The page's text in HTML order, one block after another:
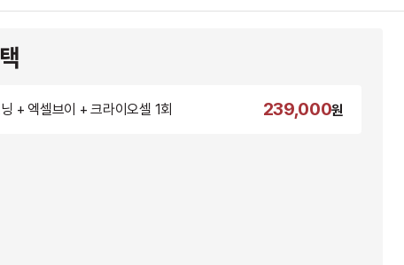
+ 엑셀브이 + 크라이오셀 1회 239,000원